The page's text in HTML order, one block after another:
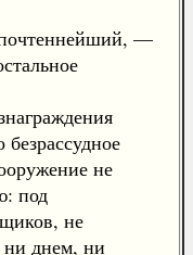
—
безрассудное
не
под
не
ни днем, ни